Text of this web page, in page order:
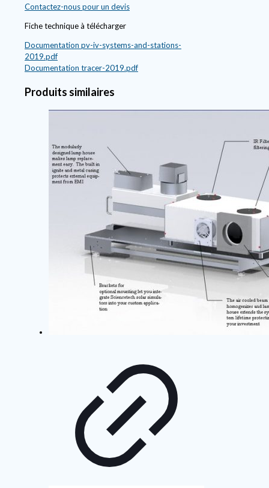
Contactez-nous pour un devis
Fiche technique à télécharger
Documentation pv-iv-systems-and-stations-
2019.pdf
Documentation tracer-2019.pdf
Produits similaires